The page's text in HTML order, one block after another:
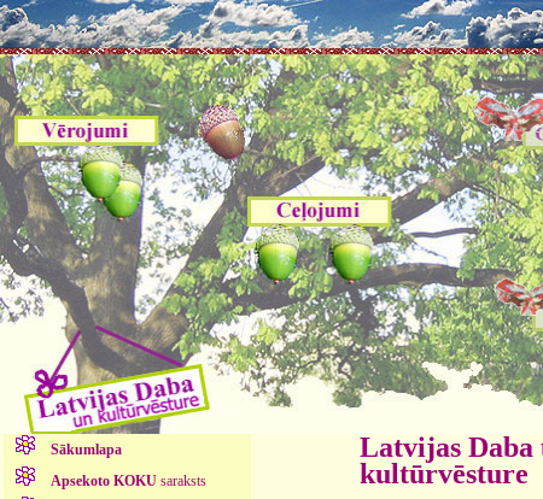
Sākumlapa
Apsekoto KOKUsaraksts
Latvijas Daba
kultūrvēsture